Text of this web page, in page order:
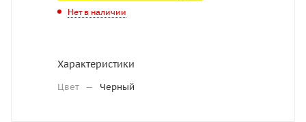
Нет в наличии
Характеристики
Цвет — Черный